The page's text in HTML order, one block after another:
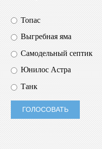
Топас
Выгребная яма
Самодельный септик
Юнилос Астра
Танк